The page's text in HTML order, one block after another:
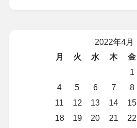
2022年4月
月
火 水 木 金
1
4
5 6 7 8
11
12 13 14 15
18
19 20 21 22